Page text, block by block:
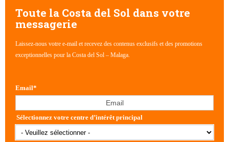
Toute la Costa del Sol dans votre
messagerie
Laissez-nous votre e-mail et recevez des contenus exclusifs et des promotions
exceptionnelles pour la Costa del Sol – Malaga.
Email*
Sélectionnez votre centre d’intérêt principal